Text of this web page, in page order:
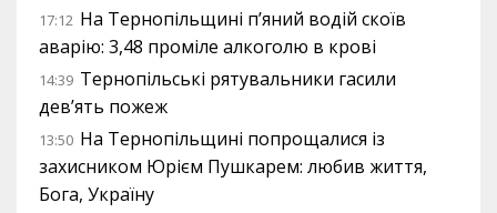
17:12 На Тернопільщині п’яний водій скоїв
аварію: 3,48 проміле алкоголю в крові
14:39 Тернопільські рятувальники гасили
дев’ять пожеж
13:50 На Тернопільщині попрощалися із
захисником Юрієм Пушкарем: любив життя,
Бога, Україну